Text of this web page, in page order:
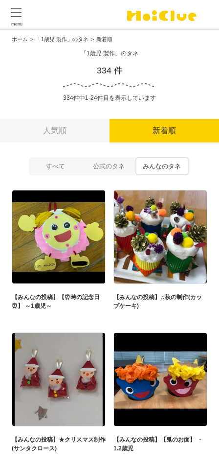
ホーム 「1歳児 製作」のタネ 新着順
「1歳児 製作」のタネ
334 件
334件中1-24件目を表示しています
人気順 新着順
すべて 公式のタネ みんなのタネ
【みんなの投稿】【⏰時の記念日
⏰】 ～1歳児～
【みんなの投稿】♫秋の制作(カッ
プケーキ)
【みんなの投稿】★クリスマス制作
(サンタクロース)
【みんなの投稿】【鬼のお面】 ・
1.2歳児